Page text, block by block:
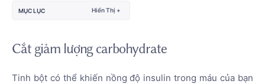
MỤC LỤC Hiển Thị +
Cắt giảm lượng carbohydrate
Tinh bột có thể khiến nồng độ insulin trong máu của bạn